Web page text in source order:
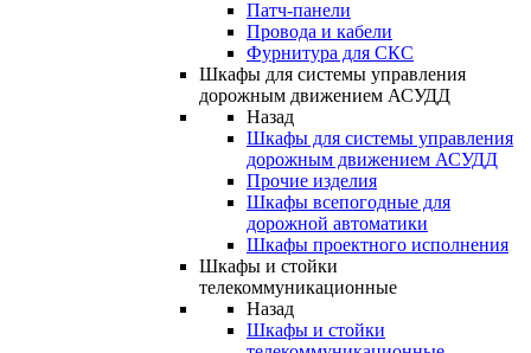
Патч-панели
Провода и кабели
Фурнитура для СКС
Шкафы для системы управления
дорожным движением АСУДД
Назад
Шкафы для системы управления
дорожным движением АСУДД
Прочие изделия
Шкафы всепогодные для
дорожной автоматики
Шкафы проектного исполнения
Шкафы и стойки
телекоммуникационные
Назад
Шкафы и стойки